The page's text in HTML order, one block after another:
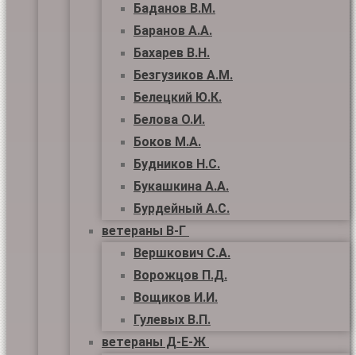
Баданов В.М.
Баранов А.А.
Бахарев В.Н.
Безгузиков А.М.
Белецкий Ю.К.
Белова О.И.
Боков М.А.
Будников Н.С.
Букашкина А.А.
Бурдейный А.С.
ветераны В-Г
Вершкович С.А.
Ворожцов П.Д.
Вощиков И.И.
Гулевых В.П.
ветераны Д-Е-Ж